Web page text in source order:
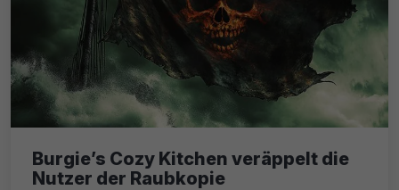
Burgie’s Cozy Kitchen veräppelt die
Nutzer der Raubkopie